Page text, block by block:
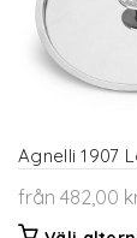
Agnelli 1907
från 482,00